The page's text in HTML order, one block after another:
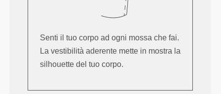
Senti il tuo corpo ad ogni mossa che fai.
La vestibilità aderente mette in mostra la
silhouette del tuo corpo.